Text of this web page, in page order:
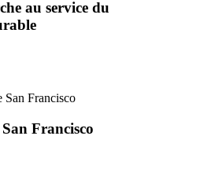
au service du
San Francisco
Francisco